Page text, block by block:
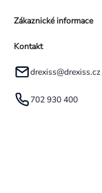
Zákaznické informace
Kontakt
drexiss@drexiss.cz
702 930 400